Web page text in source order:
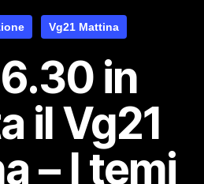
Vg21 Mattina
in
il Vg21
– I temi